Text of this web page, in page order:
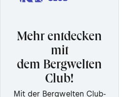
Mehr entdecken
mit
dem Bergwelten
Club!
Mit der Bergwelten Club-